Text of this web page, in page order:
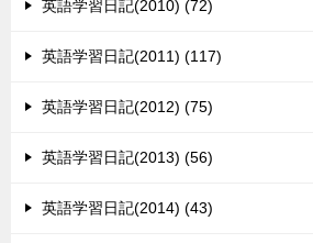
英語学習日記(2010) (72)
英語学習日記(2011) (117)
英語学習日記(2012) (75)
英語学習日記(2013) (56)
英語学習日記(2014) (43)